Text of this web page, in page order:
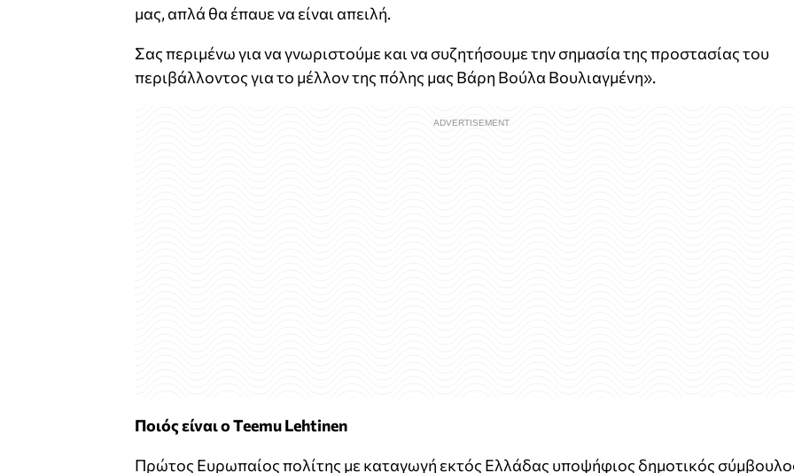
μας, απλά θα έπαυε να είναι απειλή.
Σας περιμένω για να γνωριστούμε και να συζητήσουμε την σημασία της προστασίας του
περιβάλλοντος για το μέλλον της πόλης μας Βάρη Βούλα Βουλιαγμένη».
Ποιός είναι ο Teemu Lehtinen
Πρώτος Ευρωπαίος πολίτης με καταγωγή εκτός Ελλάδας υποψήφιος δημοτικός